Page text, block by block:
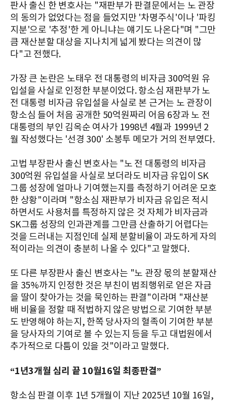
판사 출신 한 변호사는 "재판부가 판결문에서는 노 관장
의 동의가 없었다는 점을 들었지만 '차명주식'이나 '파킹
지분'으로 '추정'한 게 아니냐는 얘기도 나온다"며 "그만
큼 재산분할 대상을 지나치게 넓게 봤다는 의견이 많
다"고 전했다.
가장 큰 논란은 노태우 전 대통령의 비자금 300억원 유
입설을 사실로 인정한 부분이었다. 항소심 재판부가 노
전 대통령 비자금 유입설을 사실로 본 근거는 노 관장이
항소심 들어 처음 공개한 50억원짜리 어음 6장과 노 전
대통령의 부인 김옥순 여사가 1998년 4월과 1999년 2
월 작성했다는 '선경 300' 소봉투 메모가 거의 전부였다.
고법 부장판사 출신 변호사는 "노 전 대통령의 비자금
300억원 유입설을 사실로 보더라도 비자금 유입이 SK
그룹 성장에 얼마나 기여했는지를 측정하기 어려운 모호
한 상황"이라며 "항소심 재판부가 비자금 유입은 적시
하면서도 사용처를 특정하지 않은 것 자체가 비자금과
SK그룹 성장의 인과관계를 그만큼 산출하기 어렵다는
것을 드러내는 지점인데 실제 분할비율이 과도하게 자의
적이라는 의견이 충분히 나올 수 있다"고 말했다.
또 다른 부장판사 출신 변호사는 "노 관장 몫의 분할재산
을 35%까지 인정한 것은 부친이 범죄행위로 얻은 자금
을 딸이 찾아가는 것을 묵인하는 판결"이라며 "재산분
배 비율을 정할 때 적법하지 않은 방법으로 기여한 부분
도 반영해야 하는지, 한쪽 당사자의 혈족이 기여한 부분
을 당사자의 기여로 볼 수 있는지 등을 두고 대법원에서
추가적으로 다툼이 있을 것"이라고 말했다.
“1년3개월 심리 끝 10월16일 최종판결”
항소심 판결 이후 1년 5개월이 지난 2025년 10월 16일,